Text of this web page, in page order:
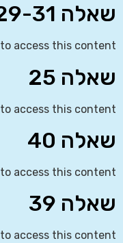
שאלה 29-31
to access this content
שאלה 25
to access this content
שאלה 40
to access this content
שאלה 39
to access this content